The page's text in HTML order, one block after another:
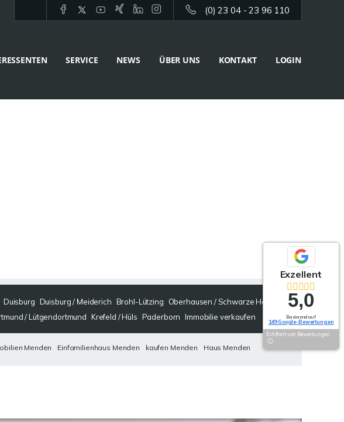
(0) 23 04 - 23 96 110
SERVICE NEWS ÜBER UNS KONTAKT LOGIN
Duisburg Duisburg / Meiderich Brohl-Lützing
Oberhausen / Schwarze Heide
/ Lütgendortmund Krefeld / Hüls Paderborn Immobilie verkaufen
Menden Einfamilienhaus Menden kaufen Menden Haus Menden
Exzellent
5,0
Basierend auf
149 Google-Bewertungen
Echtheit von Bewertungen